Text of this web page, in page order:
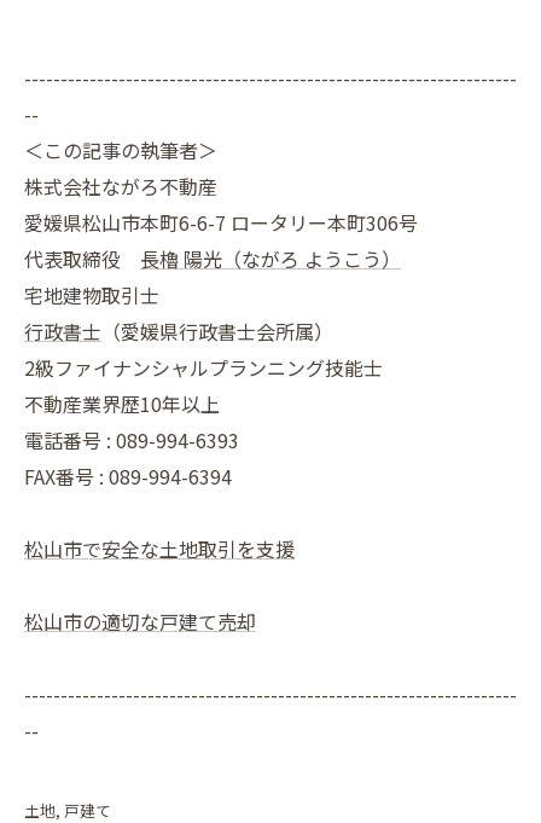
--------------------------------------------------------------------
--
＜この記事の執筆者＞
株式会社ながろ不動産
愛媛県松山市本町6-6-7 ロータリー本町306号
代表取締役 長櫓 陽光（ながろ ようこう）
宅地建物取引士
行政書士 （愛媛県行政書士会所属）
2級ファイナンシャルプランニング技能士
不動産業界歴10年以上
電話番号 : 089-994-6393
FAX番号 : 089-994-6394
松山市で安全な土地取引を支援
松山市の適切な戸建て売却
--------------------------------------------------------------------
--
土地 戸建て